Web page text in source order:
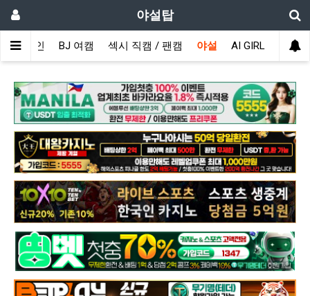
야설탑
메인 BJ 여캠 섹시 직캠 / 팬캠 야설 AI GIRL